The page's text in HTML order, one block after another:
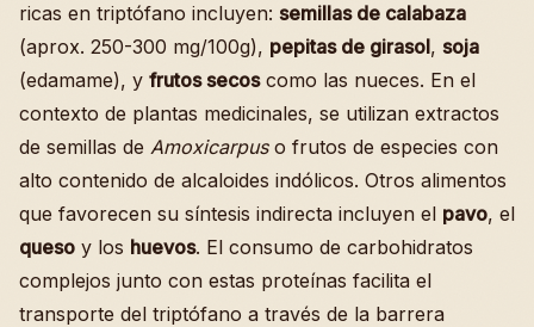
ricas en triptófano incluyen: semillas de calabaza
(aprox. 250-300 mg/100g), pepitas de girasol, soja
(edamame), y frutos secoscomo las nueces. En el
contexto de plantas medicinales, se utilizan extractos
de semillas de Amoxicarpuso frutos de especies con
alto contenido de alcaloides indólicos. Otros alimentos
que favorecen su síntesis indirecta incluyen el pavo, el
queso y los huevos. El consumo de carbohidratos
complejos junto con estas proteínas facilita el
transporte del triptófano a través de la barrera